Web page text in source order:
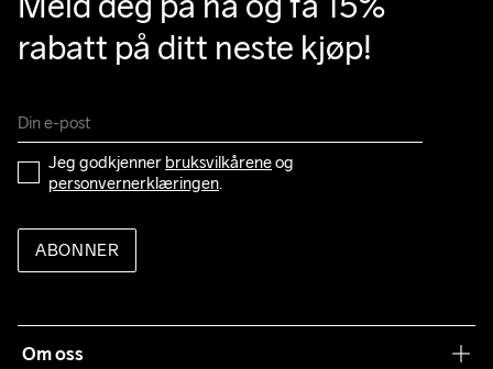
rabatt på ditt neste kjøp!
Jeg godkjenner bruksvilkårene
personvernerklæringen.
ABONNER
Om oss